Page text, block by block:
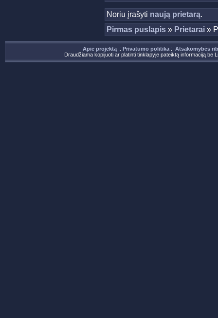
Noriu įrašyti naują prietarą.
Pirmas puslapis » Prietarai »
Apie projektą :: Privatumo politika :: Atsakomybės
Draudžiama kopijuoti ar platinti tinklapyje pateiktą informaciją be